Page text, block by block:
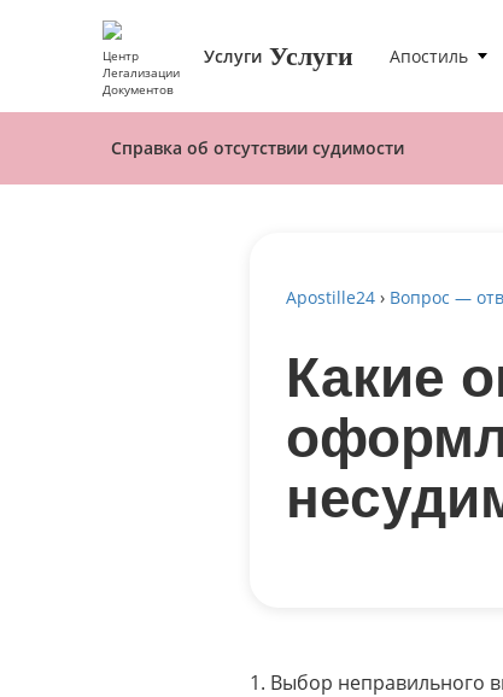
Центр
Легализации
Документов
Услуги Услуги Апостиль
Справка об отсутствии судимости
Apostille24 › Вопрос —
Какие
Выбор неправильного